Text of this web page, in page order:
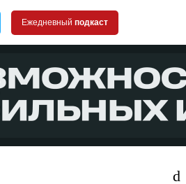
Ежедневный подкаст